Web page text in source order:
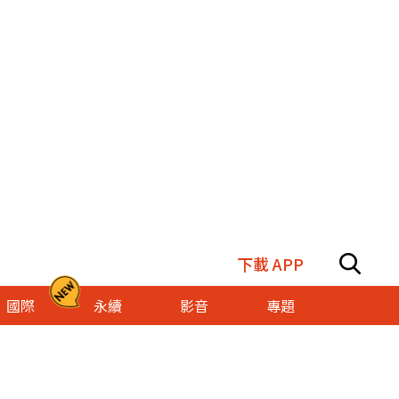
下載 APP
國際 永續 影音
專題